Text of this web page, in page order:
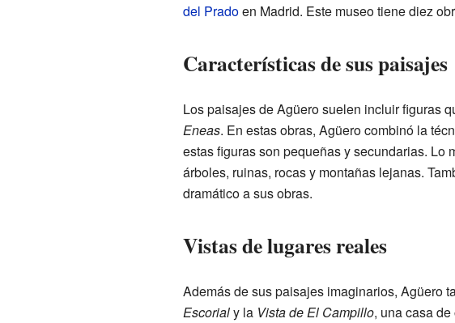
del Pradoen Madrid. Este museo tiene diez
Características de sus paisajes
Los paisajes de Agüero suelen incluir figuras
Eneas. En estas obras, Agüero combinó la
estas figuras son pequeñas y secundarias. Lo
árboles, ruinas, rocas y montañas lejanas.
dramático a sus obras.
Vistas de lugares reales
Además de sus paisajes imaginarios, Agüero
Escorialy la Vista de El Campillo, una casa